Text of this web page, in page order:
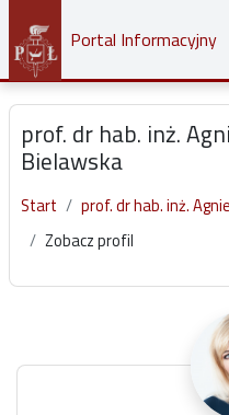
Przejdź do głównej zawartości
Portal Informacyjny
prof. dr hab. inż.
Bielawska
Start
prof. dr hab. inż.
Zobacz profil